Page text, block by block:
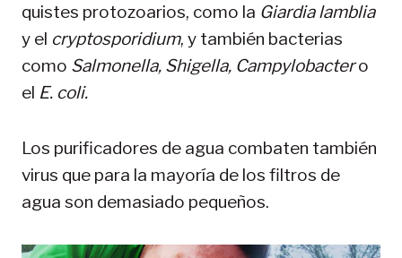
quistes protozoarios, como la Giardia lamblia
y el cryptosporidium, y también bacterias
como Salmonella, Shigella, Campylobactero
el E. coli.
Los purificadores de agua combaten también
virus que para la mayoría de los filtros de
agua son demasiado pequeños.